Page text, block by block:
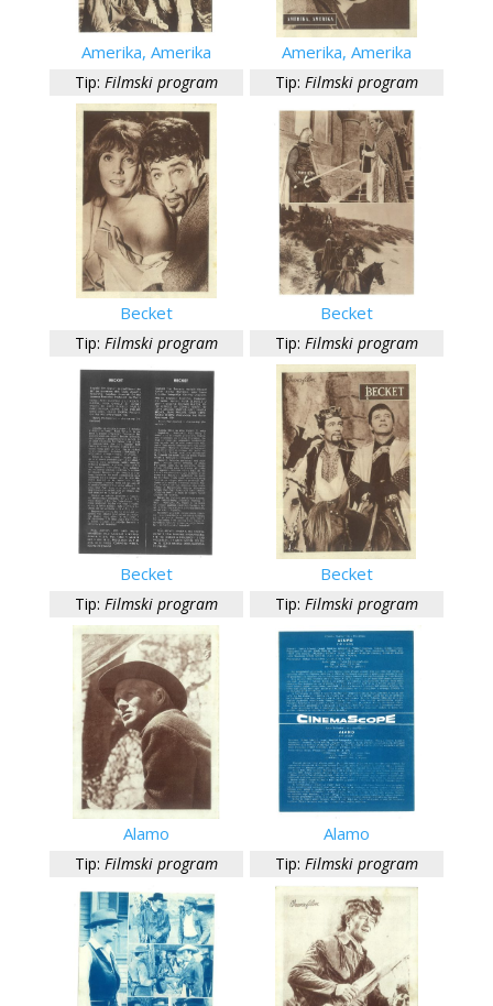
Amerika, Amerika
Tip: Filmski program
Amerika, Amerika
Tip: Filmski program
Becket
Tip: Filmski program
Becket
Tip: Filmski program
Becket
Tip: Filmski program
Becket
Tip: Filmski program
Alamo
Tip: Filmski program
Alamo
Tip: Filmski program